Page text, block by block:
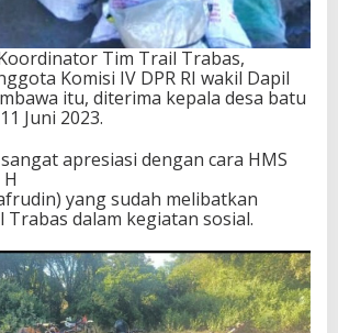
Tim Trail Trabas,
Komisi IV DPR RI wakil Dapil
itu, diterima kepala desa batu
Juni 2023.
apresiasi dengan cara HMS
yang sudah melibatkan
dalam kegiatan sosial.